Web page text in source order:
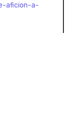
aficion-a-